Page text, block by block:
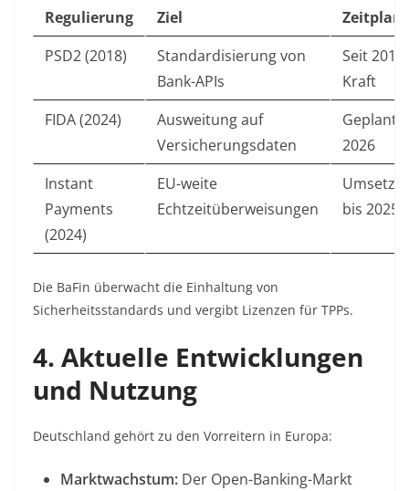
Regulierung Ziel
Zeitplan
PSD2 (2018)
Standardisierung von
Bank-APIs
Seit 2018
Kraft
FIDA (2024)
Ausweitung auf
Versicherungsdaten
Geplant
2026
Instant
Payments
(2024)
EU-weite
Echtzeitüberweisungen
bis 2025
Die BaFin überwacht die Einhaltung von
Sicherheitsstandards und vergibt Lizenzen für TPPs.
4. Aktuelle Entwicklungen
und Nutzung
Deutschland gehört zu den Vorreitern in Europa:
Marktwachstum: Der Open-Banking-Markt